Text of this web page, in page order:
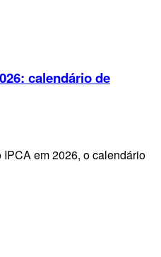
calendário de
em 2026, o calendário